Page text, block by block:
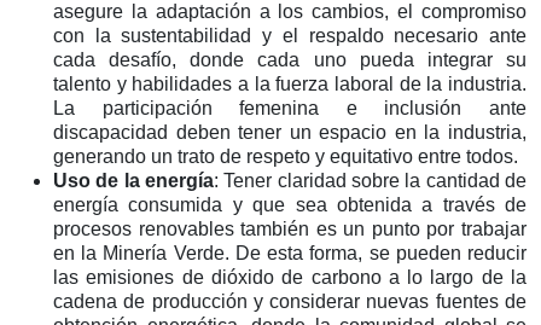
asegure la adaptación a los cambios, el compromiso
con la sustentabilidad y el respaldo necesario ante
cada desafío, donde cada uno pueda integrar su
talento y habilidades a la fuerza laboral de la industria.
La participación femenina e inclusión ante
discapacidad deben tener un espacio en la industria,
generando un trato de respeto y equitativo entre todos.
Uso de la energía: Tener claridad sobre la cantidad de
energía consumida y que sea obtenida a través de
procesos renovables también es un punto por trabajar
en la Minería Verde. De esta forma, se pueden reducir
las emisiones de dióxido de carbono a lo largo de la
cadena de producción y considerar nuevas fuentes de